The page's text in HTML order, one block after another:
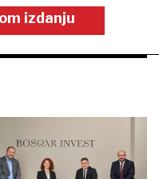
izdanju